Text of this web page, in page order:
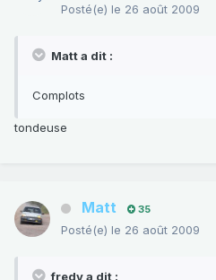
Posté(e) le 26 août 2009
Matt a dit :
Complots
tondeuse
Matt 35
Posté(e) le 26 août 2009
fredy a dit :